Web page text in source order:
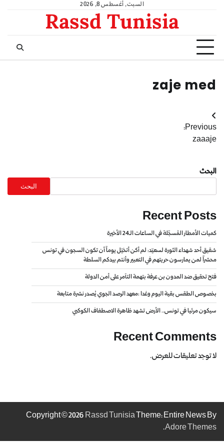
السبت, أغسطس 8, 2026
Rassd Tunisia
zaje med
Previous:
zaaaje
البحث
البحث
Recent Posts
كميات الأمطار المُسجّلة في الساعات الـ24 الأخيرة
شقيق أحد شهداء الثورة لسعيّد: لم أكن أتخيّل يوماً أن تكون السجون في تونس
محشراً لمن يمارسون حريتهم في التعبير وأنتم بيدكم السلطة
فتح تحقيق ضد المدون بن عرفة بتهمة التآمر على أمن الدولة
بخصوص الطقس بقية اليوم وغدا :معهد الرصد الجوي يُصدر نشرة متابعة
سيكون مرئيا في تونس.. الأرض تشهد ظاهرة الاصطفاف الكوكبي
Recent Comments
لا توجد تعليقات للعرض.
Copyright © 2026Rassd TunisiaTheme: Entire News By
Adore Themes
.